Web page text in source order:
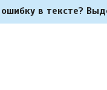
в тексте?